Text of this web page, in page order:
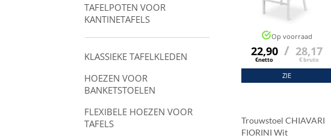
TAFELPOTEN VOOR
KANTINETAFELS
KLASSIEKE TAFELKLEDEN
HOEZEN VOOR
BANKETSTOELEN
FLEXIBELE HOEZEN VOOR
TAFELS
Op voorraad
22,90
€netto
/ 28,17
€ bruto
ZIE
Trouwstoel CHIAVARI
FIORINI Wit